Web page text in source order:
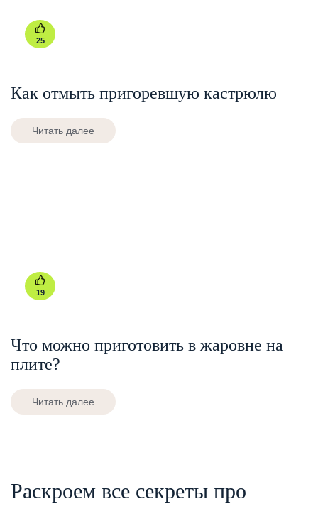
25
Как отмыть пригоревшую кастрюлю
Читать далее
19
Что можно приготовить в жаровне на
плите?
Читать далее
Раскроем все секреты про